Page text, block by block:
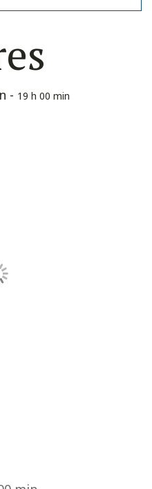
- 19 h 00 min